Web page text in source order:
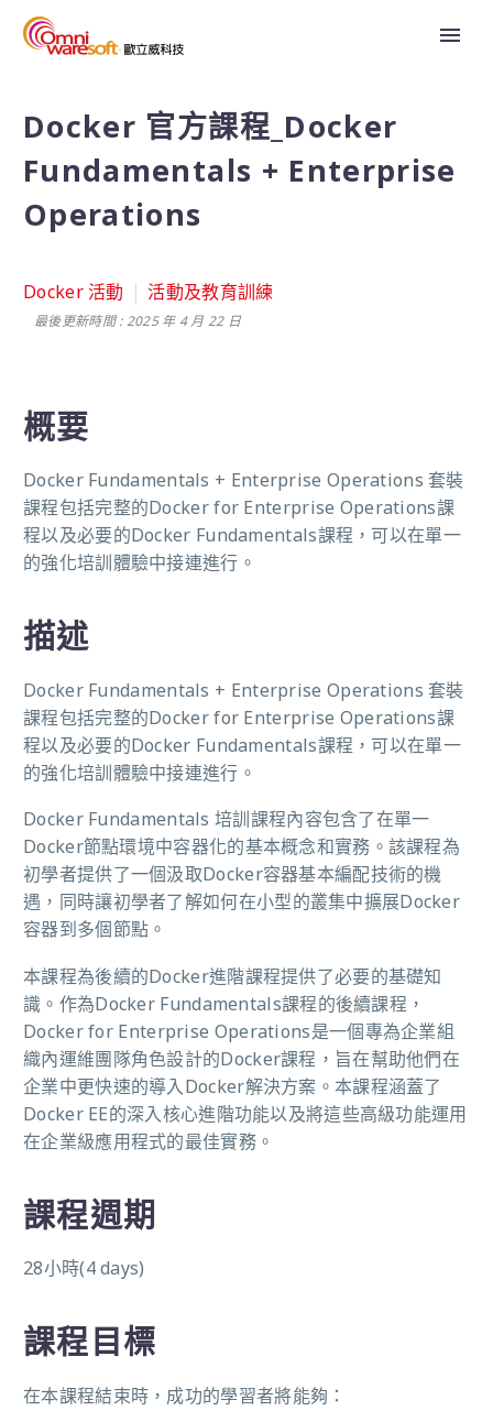
Docker 官方課程_Docker
Fundamentals + Enterprise
Operations
Docker 活動 活動及教育訓練
最後更新時間 : 2025 年 4 月 22 日
概要
Docker Fundamentals + Enterprise Operations 套裝
課程包括完整的Docker for Enterprise Operations課
程以及必要的Docker Fundamentals課程，可以在單一
的強化培訓體驗中接連進行。
描述
Docker Fundamentals + Enterprise Operations 套裝
課程包括完整的Docker for Enterprise Operations課
程以及必要的Docker Fundamentals課程，可以在單一
的強化培訓體驗中接連進行。
Docker Fundamentals 培訓課程內容包含了在單一
Docker節點環境中容器化的基本概念和實務。該課程為
初學者提供了一個汲取Docker容器基本編配技術的機
遇，同時讓初學者了解如何在小型的叢集中擴展Docker
容器到多個節點。
本課程為後續的Docker進階課程提供了必要的基礎知
識。作為Docker Fundamentals課程的後續課程，
Docker for Enterprise Operations是一個專為企業組
織內運維團隊角色設計的Docker課程，旨在幫助他們在
企業中更快速的導入Docker解決方案。本課程涵蓋了
Docker EE的深入核心進階功能以及將這些高級功能運用
在企業級應用程式的最佳實務。
課程週期
28小時(4 days)
課程目標
在本課程結束時，成功的學習者將能夠：